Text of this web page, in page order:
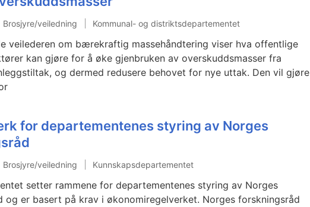
Brosjyre/veiledning Kommunal- og distriktsdepartementet
veilederen om bærekraftig massehåndtering viser hva offentlige
kan gjøre for å øke gjenbruken av overskuddsmasser fra
og dermed redusere behovet for nye uttak. Den vil gjøre
for departementenes styring av Norges
Brosjyre/veiledning Kunnskapsdepartementet
setter rammene for departementenes styring av Norges
og er basert på krav i økonomiregelverket. Norges forskningsråd